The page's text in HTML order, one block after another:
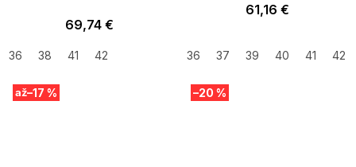
69,74 €
36 38 41 42
61,16 €
36 37 39 40 41 42
až–17 % –20 %